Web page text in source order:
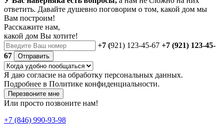
ответить. Давайте душевно поговорим о том, какой дом мы
Вам построим!
Расскажите нам,
какой дом Вы хотите!
+7 (921) 123-45-67 +7 (921) 123-45-
67
Отправить
Я даю согласие на обработку персональных данных.
Подробнее в Политике конфиденциальности.
Перезвоните мне
Или просто позвоните нам!
+7 (846) 990-93-98